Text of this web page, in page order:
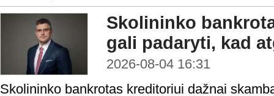
Skolininko
gali padaryti, kad
2026-08-04 16:31
Skolininko bankrotas kreditoriui dažnai